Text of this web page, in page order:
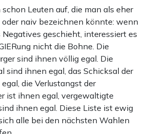
Leuten auf, die man als eher
oder naiv bezeichnen könnte: wenn
geschieht, interessiert es
nicht die Bohne. Die
sind ihnen völlig egal. Die
sind ihnen egal, das Schicksal der
die Verlustangst der
ist ihnen egal, vergewaltigte
ihnen egal. Diese Liste ist ewig
alle bei den nächsten Wahlen